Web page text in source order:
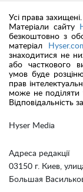
Hyser Media
Адреса редакції
03150 г. Киев,
Большая
Усі права захищені.
Матеріали сайту
безкоштовно з
матеріал
знаходитися не
або часткового
умов буде
прав
може не поділяти
Відповідальність